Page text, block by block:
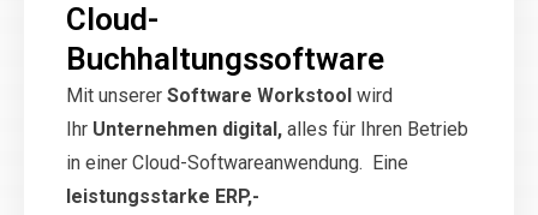
Cloud-
Buchhaltungssoftware
Mit unserer Software Workstool wird
Ihr Unternehmen digital, alles für Ihren Betrieb
in einer Cloud-Softwareanwendung. Eine
leistungsstarke ERP,-